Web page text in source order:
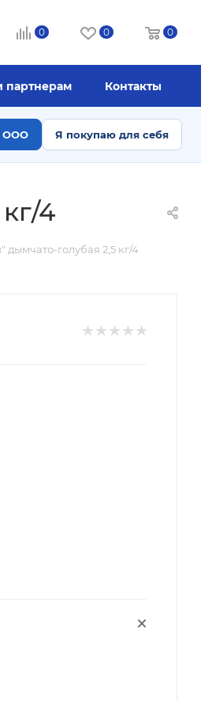
0 0 0
партнерам Контакты
ООО Я покупаю для себя
4
голубая 2,5 кг/4